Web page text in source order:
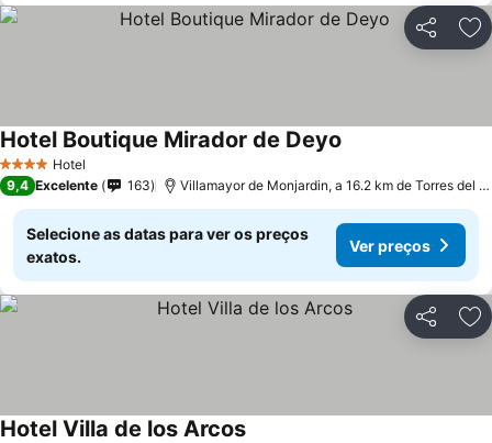
Partilhar
4 EstrelasHotel
Hotel Boutique Mirador de Deyo
9,4 Excelente 163 Villamayor de Monjardin, a 16.2 km de Torres del Rio
Selecione as datas para ver os preços
exatos.
Ver preços
Partilhar
Hotel Villa de los Arcos